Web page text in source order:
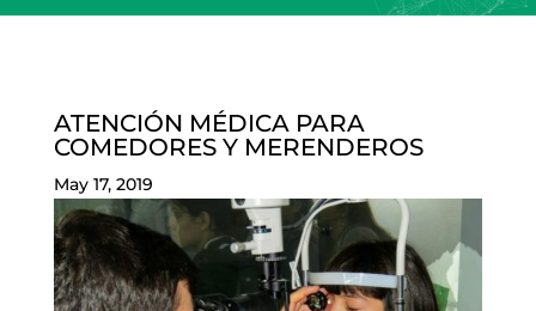
ATENCIÓN MÉDICA PARA
COMEDORES Y MERENDEROS
May 17, 2019